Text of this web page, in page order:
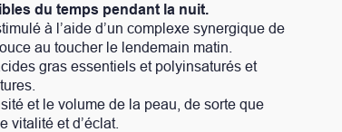
la nuit.
synergique de
matin.
polyinsaturés et
de sorte que